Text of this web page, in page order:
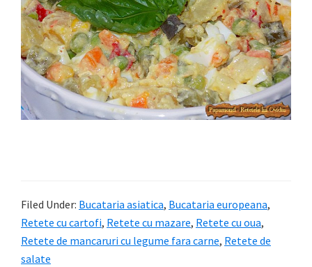
Filed Under: Bucataria asiatica, Bucataria europeana,
Retete cu cartofi, Retete cu mazare, Retete cu oua,
Retete de mancaruri cu legume fara carne, Retete de
salate